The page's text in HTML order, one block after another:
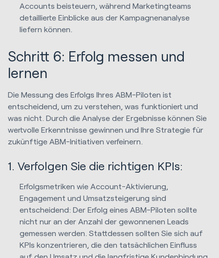
Accounts beisteuern, während Marketingteams
detaillierte Einblicke aus der Kampagnenanalyse
liefern können.
Schritt 6: Erfolg messen und
lernen
Die Messung des Erfolgs Ihres ABM-Piloten ist
entscheidend, um zu verstehen, was funktioniert und
was nicht. Durch die Analyse der Ergebnisse können Sie
wertvolle Erkenntnisse gewinnen und Ihre Strategie für
zukünftige ABM-Initiativen verfeinern.
1. Verfolgen Sie die richtigen KPIs:
Erfolgsmetriken wie Account-Aktivierung,
Engagement und Umsatzsteigerung sind
entscheidend: Der Erfolg eines ABM-Piloten sollte
nicht nur an der Anzahl der gewonnenen Leads
gemessen werden. Stattdessen sollten Sie sich auf
KPIs konzentrieren, die den tatsächlichen Einfluss